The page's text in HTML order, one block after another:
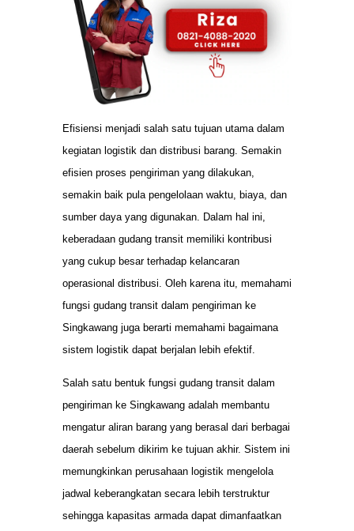
Efisiensi menjadi salah satu tujuan utama dalam
kegiatan logistik dan distribusi barang. Semakin
efisien proses pengiriman yang dilakukan,
semakin baik pula pengelolaan waktu, biaya, dan
sumber daya yang digunakan. Dalam hal ini,
keberadaan gudang transit memiliki kontribusi
yang cukup besar terhadap kelancaran
operasional distribusi. Oleh karena itu, memahami
fungsi gudang transit dalam pengiriman ke
Singkawang juga berarti memahami bagaimana
sistem logistik dapat berjalan lebih efektif.
Salah satu bentuk fungsi gudang transit dalam
pengiriman ke Singkawang adalah membantu
mengatur aliran barang yang berasal dari berbagai
daerah sebelum dikirim ke tujuan akhir. Sistem ini
memungkinkan perusahaan logistik mengelola
jadwal keberangkatan secara lebih terstruktur
sehingga kapasitas armada dapat dimanfaatkan